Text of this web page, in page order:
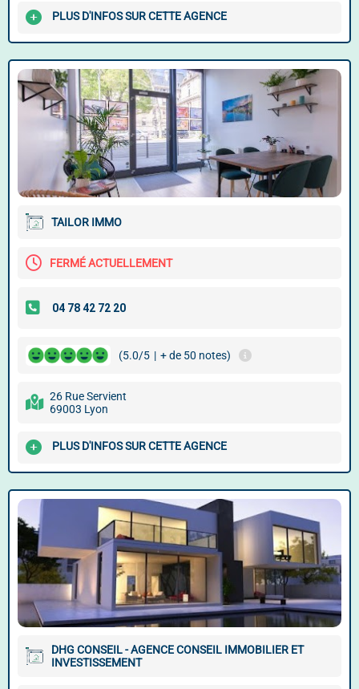
PLUS D'INFOS SUR CETTE AGENCE
TAILOR IMMO
FERMÉ ACTUELLEMENT
(5.0/5 | + de 50 notes)
26 Rue Servient
69003 Lyon
PLUS D'INFOS SUR CETTE AGENCE
DHG CONSEIL - AGENCE CONSEIL IMMOBILIER ET
INVESTISSEMENT